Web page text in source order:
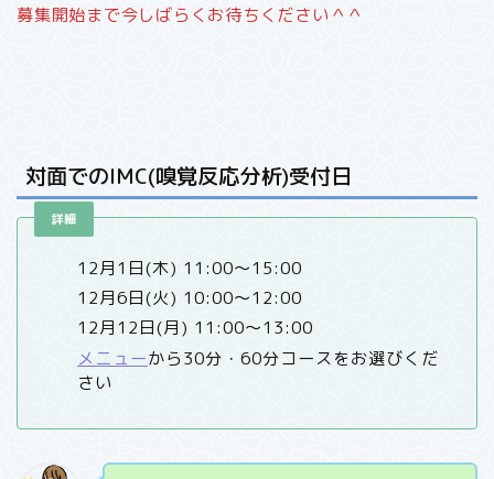
募集開始まで今しばらくお待ちください＾＾
対面でのIMC(嗅覚反応分析)受付日
詳細
12月1日(木) 11:00〜15:00
12月6日(火) 10:00〜12:00
12月12日(月) 11:00〜13:00
メニューから30分・60分コースをお選びくだ
さい